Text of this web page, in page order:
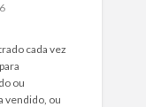
6
cada vez
ou
vendido, ou